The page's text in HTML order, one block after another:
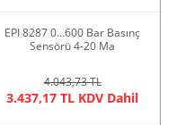
EPI 8287 0…600 Bar Basınç
Sensörü 4-20 Ma
4.043,73 TL
3.437,17 TL KDV Dahil